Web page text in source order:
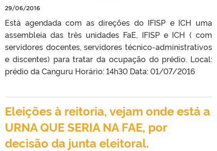
29/06/2016
Está agendada com as direções do IFISP e ICH uma
assembleia das três unidades FaE, IFISP e ICH ( com
servidores docentes, servidores técnico-administrativos
e discentes) para tratar da ocupação do prédio. Local:
prédio da Canguru Horário: 14h30 Data: 01/07/2016
Eleições à reitoria, vejam onde está a
URNA QUE SERIA NA FAE, por
decisão da junta eleitoral.